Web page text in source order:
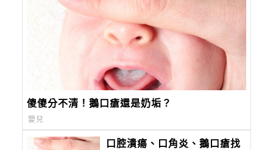
傻傻分不清！鵝口瘡還是奶垢？
嬰兒
口腔潰瘍、口角炎、鵝口瘡找